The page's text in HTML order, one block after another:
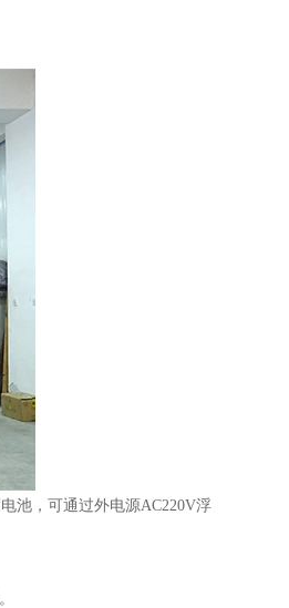
池，可通过外电源AC220V浮